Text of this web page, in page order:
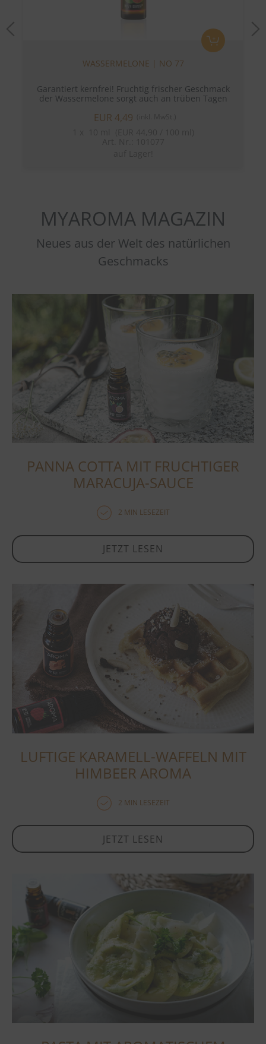
WASSERMELONE | NO 77
Garantiert kernfrei! Fruchtig frischer Geschmack
der Wassermelone sorgt auch an trüben Tagen
EUR 4,49
MYAROMA MAGAZIN
Neues aus der Welt des natürlichen
Geschmacks
PANNA COTTA MIT FRUCHTIGER
MARACUJA-SAUCE
2 MIN LESEZEIT
JETZT LESEN
LUFTIGE KARAMELL-WAFFELN MIT
HIMBEER AROMA
2 MIN LESEZEIT
JETZT LESEN